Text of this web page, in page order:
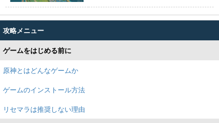
攻略メニュー
ゲームをはじめる前に
原神とはどんなゲームか
ゲームのインストール方法
リセマラは推奨しない理由